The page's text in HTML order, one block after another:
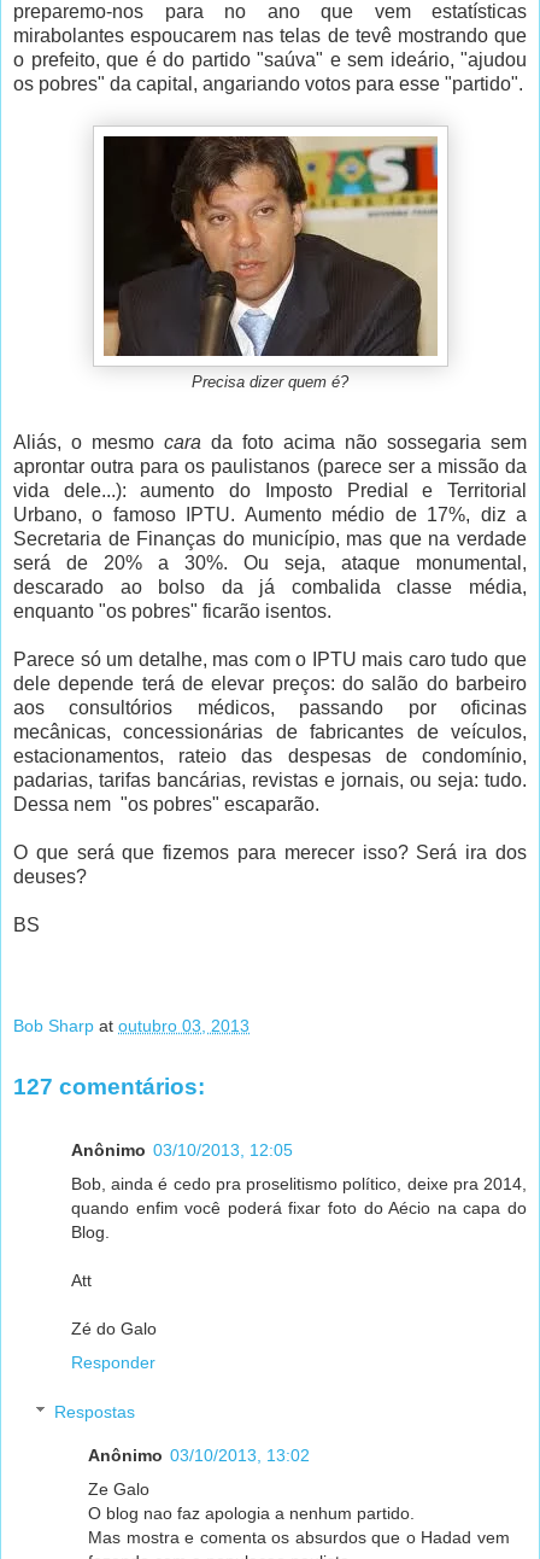
preparemo-nos para no ano que vem estatísticas
mirabolantes espoucarem nas telas de tevê mostrando que
o prefeito, que é do partido "saúva" e sem ideário, "ajudou
os pobres" da capital, angariando votos para esse "partido".
Precisa dizer quem é?
Aliás, o mesmo cara da foto acima não sossegaria sem
aprontar outra para os paulistanos (parece ser a missão da
vida dele...): aumento do Imposto Predial e Territorial
Urbano, o famoso IPTU. Aumento médio de 17%, diz a
Secretaria de Finanças do município, mas que na verdade
será de 20% a 30%. Ou seja, ataque monumental,
descarado ao bolso da já combalida classe média,
enquanto "os pobres" ficarão isentos.
Parece só um detalhe, mas com o IPTU mais caro tudo que
dele depende terá de elevar preços: do salão do barbeiro
aos consultórios médicos, passando por oficinas
mecânicas, concessionárias de fabricantes de veículos,
estacionamentos, rateio das despesas de condomínio,
padarias, tarifas bancárias, revistas e jornais, ou seja: tudo.
Dessa nem "os pobres" escaparão.
O que será que fizemos para merecer isso? Será ira dos
deuses?
BS
Bob Sharp at outubro 03, 2013
127 comentários:
Anônimo 03/10/2013, 12:05
Bob, ainda é cedo pra proselitismo político, deixe pra 2014,
quando enfim você poderá fixar foto do Aécio na capa do
Blog.
Att
Zé do Galo
Responder
Respostas
Anônimo 03/10/2013, 13:02
Ze Galo
O blog nao faz apologia a nenhum partido.
Mas mostra e comenta os absurdos que o Hadad vem